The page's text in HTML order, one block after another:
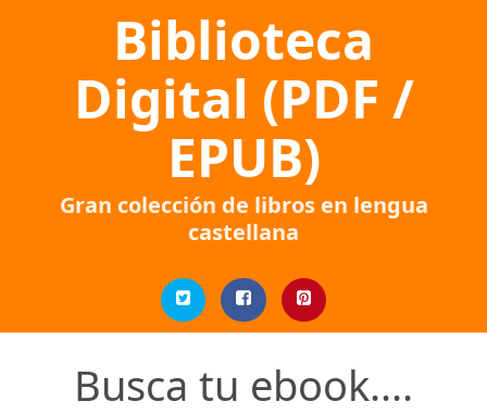
Biblioteca
Digital (PDF /
EPUB)
Gran colección de libros en lengua
castellana
Busca tu ebook....